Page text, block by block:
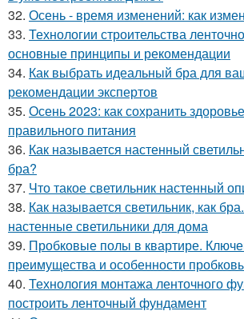
32. Осень - время изменений: как
33. Технологии строительства
основные принципы и рекомендации
34. Как выбрать идеальный бра для
рекомендации экспертов
35. Осень 2023: как сохранить
правильного питания
36. Как называется настенный
бра?
37. Что такое светильник настенный
38. Как называется светильник, как
настенные светильники для дома
39. Пробковые полы в квартире.
преимущества и особенности
40. Технология монтажа ленточного
построить ленточный фундамент